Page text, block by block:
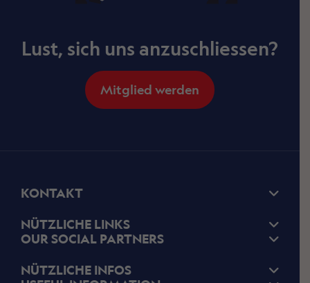
Lust, sich uns anzuschliessen?
Mitglied werden
KONTAKT
NÜTZLICHE LINKS
OUR SOCIAL PARTNERS
NÜTZLICHE INFOS